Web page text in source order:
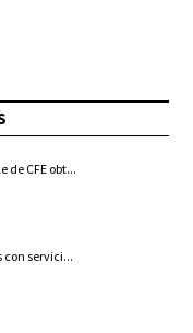
CFE obt...
servici...